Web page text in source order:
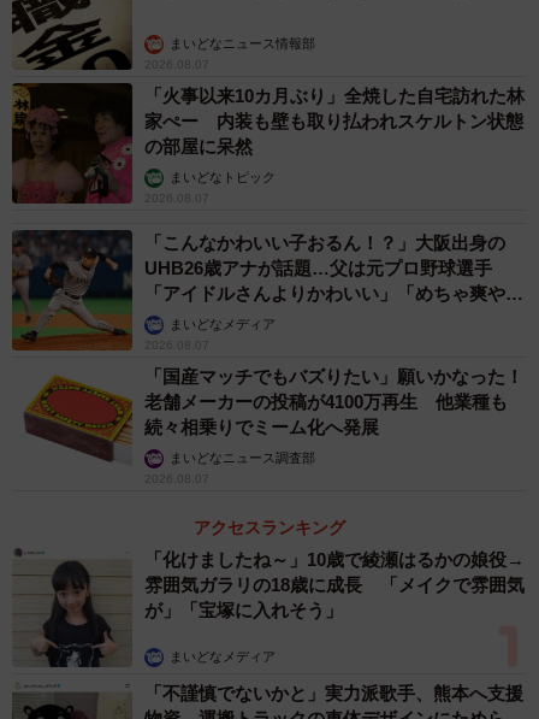
世界だったなあ…と人情の街・大阪で築いたあたたかい友
情を胸に、A子は東京での新生活をスタートさせることがで
きました。
大阪のママ友たちとは、フェイスブックで時折「いいね」
し合ったり、年賀状を送りあったりする程度ですが、共に
子育てに奮闘し、エールを送りあったいわば「戦友」。離
れても心はつながってるよね…と絆を感じていました。
まいどなニュース情報部
2026.08.07
「火事以来10カ月ぶり」全焼した自宅訪れた林
家ぺー 内装も壁も取り払われスケルトン状態
の部屋に呆然
まいどなトピック
2026.08.07
「こんなかわいい子おるん！？」大阪出身の
UHB26歳アナが話題…父は元プロ野球選手
「アイドルさんよりかわいい」「めちゃ爽や
か」まいどなメディア
2026.08.07
「国産マッチでもバズりたい」願いかなった！
老舗メーカーの投稿が4100万再生 他業種も
続々相乗りでミーム化へ発展
まいどなニュース調査部
2026.08.07
アクセスランキング
「化けましたね～」10歳で綾瀬はるかの娘役→
雰囲気ガラリの18歳に成長 「メイクで雰囲気
が」「宝塚に入れそう」
まいどなメディア
「不謹慎でないかと」実力派歌手、熊本へ支援